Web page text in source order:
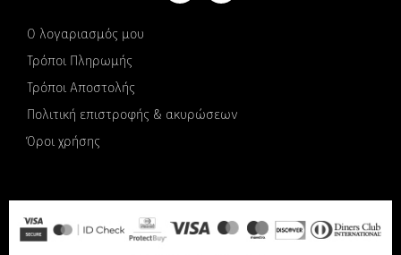
Ο λογαριασμός μου
Τρόποι Πληρωμής
Τρόποι Αποστολής
Πολιτική επιστροφής & ακυρώσεων
Όροι χρήσης